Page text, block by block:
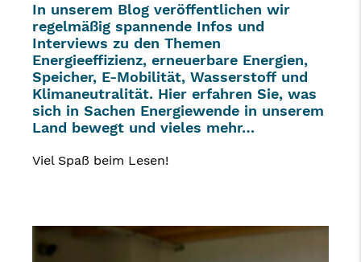
In unserem Blog veröffentlichen wir
regelmäßig spannende Infos und
Interviews zu den Themen
Energieeffizienz, erneuerbare Energien,
Speicher, E-Mobilität, Wasserstoff und
Klimaneutralität. Hier erfahren Sie, was
sich in Sachen Energiewende in unserem
Land bewegt und vieles mehr…
Viel Spaß beim Lesen!